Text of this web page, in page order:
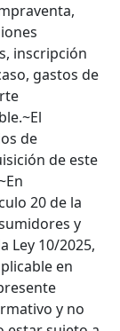
inscripción
gastos de
de
de este
20 de la
y
Ley 10/2025,
en
y no